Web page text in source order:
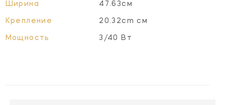
Ширина 47.63см
Крепление 20.32cm см
Мощность 3/40 Вт